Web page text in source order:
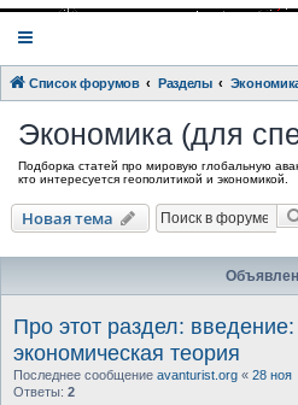
Список форумов Разделы
Экономика (для
Подборка статей про мировую глобальную
кто интересуется геополитикой и экономикой.
Новая тема
Про этот раздел:
экономическая теория
Последнее сообщение avanturist.org « 28 ноя
Ответы: 2